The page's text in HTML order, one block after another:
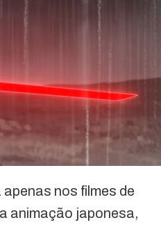
nos filmes de
animação japonesa,